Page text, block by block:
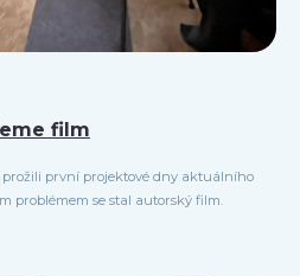
film
prožili první projektové dny aktuálního
problémem se stal autorský film.